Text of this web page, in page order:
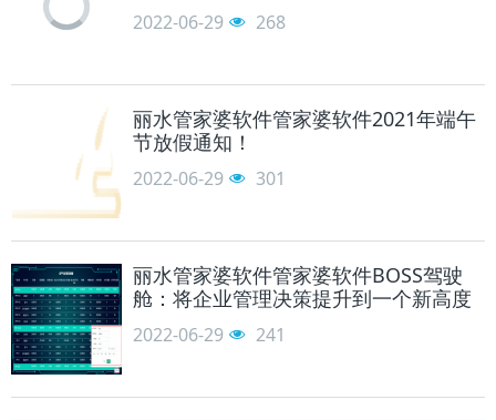
2022-06-29 268
丽水管家婆软件管家婆软件2021年端午
节放假通知！
2022-06-29 301
丽水管家婆软件管家婆软件BOSS驾驶
舱：将企业管理决策提升到一个新高度
2022-06-29 241